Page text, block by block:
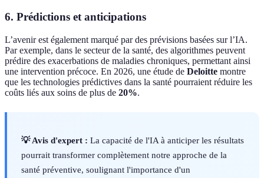
6. Prédictions et anticipations
L’avenir est également marqué par des prévisions basées sur l’IA.
Par exemple, dans le secteur de la santé, des algorithmes peuvent
prédire des exacerbations de maladies chroniques, permettant ainsi
une intervention précoce. En 2026, une étude de Deloitte montre
que les technologies prédictives dans la santé pourraient réduire les
coûts liés aux soins de plus de 20%.
💡 Avis d'expert : La capacité de l'IA à anticiper les résultats
pourrait transformer complètement notre approche de la
santé préventive, soulignant l'importance d'un